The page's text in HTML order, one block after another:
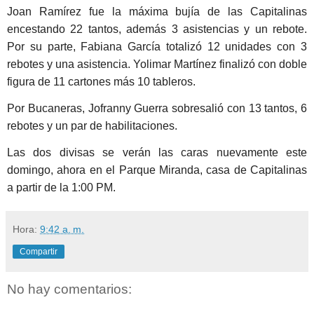
Joan Ramírez fue la máxima bujía de las Capitalinas
encestando 22 tantos, además 3 asistencias y un rebote.
Por su parte, Fabiana García totalizó 12 unidades con 3
rebotes y una asistencia. Yolimar Martínez finalizó con doble
figura de 11 cartones más 10 tableros.
Por Bucaneras, Jofranny Guerra sobresalió con 13 tantos, 6
rebotes y un par de habilitaciones.
Las dos divisas se verán las caras nuevamente este
domingo, ahora en el Parque Miranda, casa de Capitalinas
a partir de la 1:00 PM.
Hora: 9:42 a. m.
Compartir
No hay comentarios: